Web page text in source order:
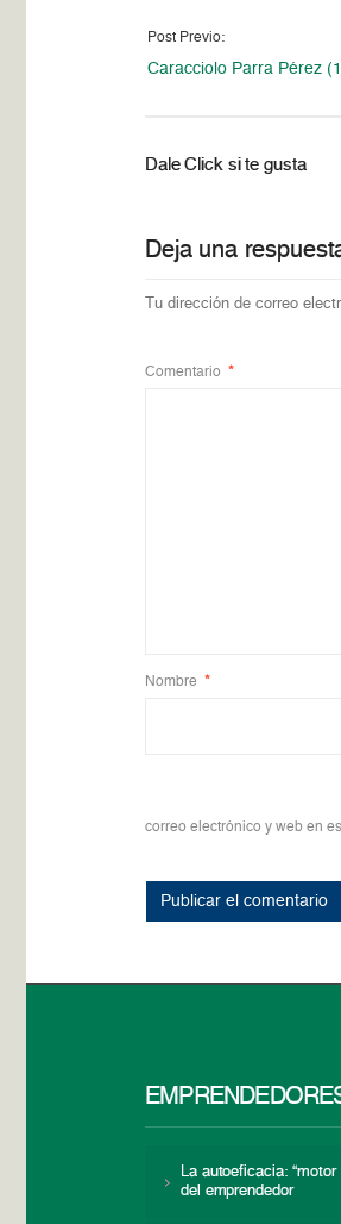
Post Previo:
Caracciolo Parra Pérez
Dale Click si te gusta
Deja una
Tu dirección de correo
Comentario *
Nombre *
correo electrónico y web en
La autoeficacia: “motor
del emprendedor